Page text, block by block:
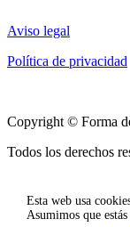
Aviso legal
Política de privacidad
Copyright © Forma
Todos los derechos
Esta web usa
Asumimos que